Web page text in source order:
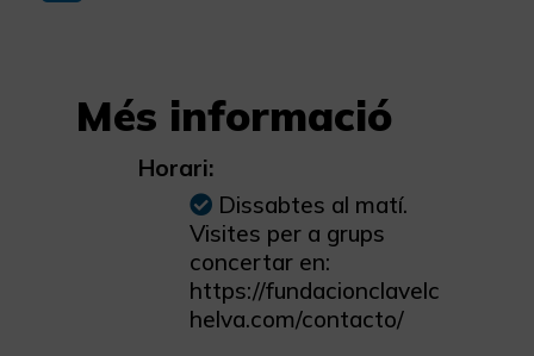
Més informació
Horari:
Dissabtes al matí.
Visites per a grups
concertar en:
https://fundacionclavelc
helva.com/contacto/